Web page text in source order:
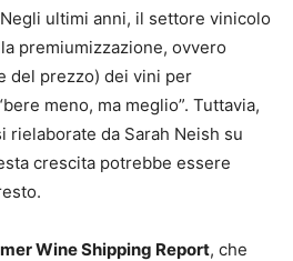
Negli ultimi anni, il settore vinicolo
premiumizzazione, ovvero
del prezzo) dei vini per
meno, ma meglio”. Tuttavia,
rielaborate da Sarah Neish su
crescita potrebbe essere
Wine Shipping Report, che